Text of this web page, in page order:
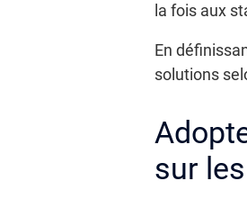
la fois aux
En
solutions
sur